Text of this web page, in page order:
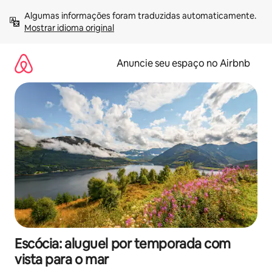
para
Mostrar idioma original
Anuncie seu espaço no Airbnb
Escócia: aluguel por temporada com
vista para o mar